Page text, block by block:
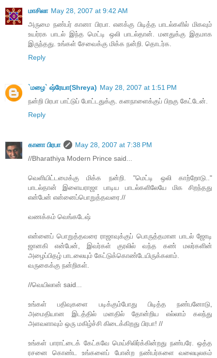
மாசிலா May 28, 2007 at 9:42 AM
அருமை நண்பர் கானா பிரபா. எனக்கு பிடித்த பாடல்களில் மிகவும்
உயர்ரக பாடல் இந்த மெட்டி ஒலி பாடல்தான். மனதுக்கு இதமாக
இருந்தது. உங்கள் சேவைக்கு மிக்க நன்றி. தொடர்க.
Reply
`மழை` ஷ்ரேயா(Shreya) May 28, 2007 at 1:51 PM
நன்றி பிரபா பாட்டுப் போட்டதுக்கு. கனநாளைக்குப் பிறகு கேட்டேன்.
Reply
கானா பிரபா
May 28, 2007 at 7:38 PM
//Bharathiya Modern Prince said...
வெளியிட்டமைக்கு மிக்க நன்றி. "மெட்டி ஒலி காற்றோடு.."
பாடல்தான் இளையராஜா பாடிய பாடல்களிலேயே மிக சிறந்தது
என்பேன் என்னைப்பொறுத்தவரை.//
வணக்கம் வெங்கடேஷ்
என்னைப் பொறுத்தவரை ராஜாவுக்குப் பொருத்தமான பாடல் ஜோடி
ஜானகி என்பேன், இவர்கள் குரலில் வந்த கண் மலர்களின்
அழைப்பிதழ் பாடலையும் கேட்டுக்கொண்டேயிருக்கலாம்.
வருகைக்கு நன்றிகள்.
//வெயிலான் said...
உங்கள் பதிவுகளை படிக்கும்போது பிடித்த நண்பனோடு,
அமைதியான இடத்தில் மனதில் தோன்றிய எல்லாம் கலந்து
அளவளாவும் ஒரு மகிழ்ச்சி கிடைக்கிறது பிரபா! //
உங்கள் பாராட்டைக் கேட்கவே மெய்சிலிர்க்கின்றது நண்பரே. ஒத்த
ரசனை கொண்ட உங்களைப் போன்ற நண்பர்களை வலையுலகம்